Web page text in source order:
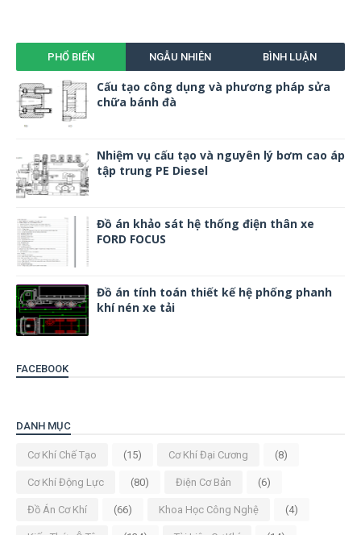
PHỔ BIẾN NGẪU NHIÊN BÌNH LUẬN
Cấu tạo công dụng và phương pháp sửa
chữa bánh đà
Nhiệm vụ cấu tạo và nguyên lý bơm cao áp
tập trung PE Diesel
Đồ án khảo sát hệ thống điện thân xe
FORD FOCUS
Đồ án tính toán thiết kế hệ phống phanh
khí nén xe tải
FACEBOOK
DANH MỤC
Cơ Khí Chế Tạo (15) Cơ Khí Đại Cương (8)
Cơ Khí Động Lực (80) Điện Cơ Bản (6)
Đồ Án Cơ Khí (66) Khoa Học Công Nghệ (4)